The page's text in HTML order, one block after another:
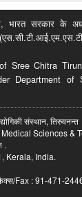
भारत सरकार के
Sree Chitra
Department of
संस्थान, तिरुवनन्त
Sciences &
.
Kerala, India.
Fax : 91-471-